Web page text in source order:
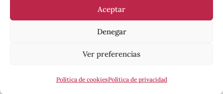
Aceptar
Denegar
Ver preferencias
Política de cookiesPolítica de privacidad